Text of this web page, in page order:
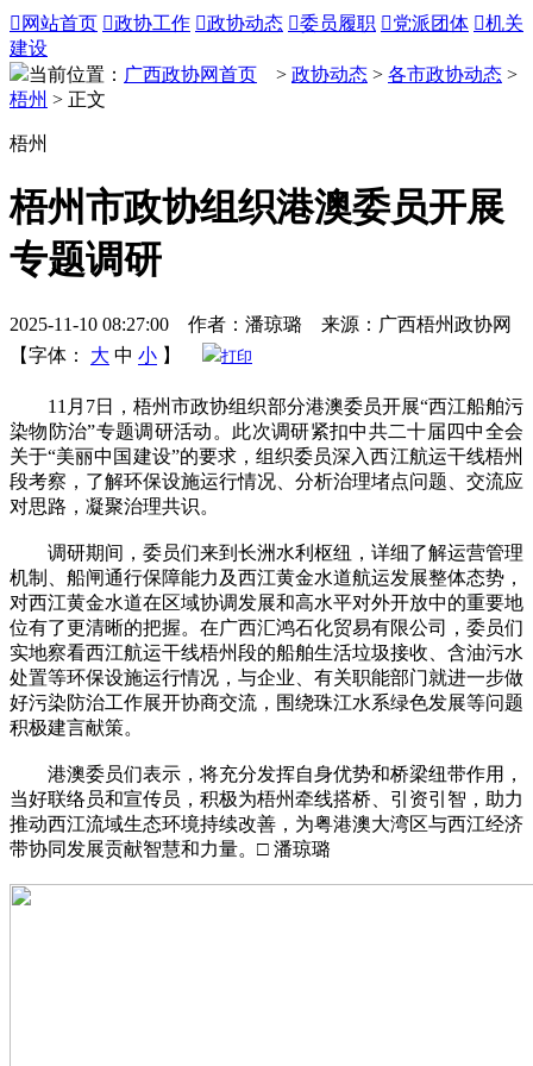
 网站首页 政协工作 政协动态 委员履职 党派团体 机关
建设
当前位置： 广西政协网首页 > 政协动态 > 各市政协动态 >
梧州 > 正文
梧州
梧州市政协组织港澳委员开展
专题调研
2025-11-10 08:27:00 作者：潘琼璐 来源：广西梧州政协网
【字体：
大 中 小 】 打印
11月7日，梧州市政协组织部分港澳委员开展“西江船舶污
染物防治”专题调研活动。此次调研紧扣中共二十届四中全会
关于“美丽中国建设”的要求，组织委员深入西江航运干线梧州
段考察，了解环保设施运行情况、分析治理堵点问题、交流应
对思路，凝聚治理共识。
调研期间，委员们来到长洲水利枢纽，详细了解运营管理
机制、船闸通行保障能力及西江黄金水道航运发展整体态势，
对西江黄金水道在区域协调发展和高水平对外开放中的重要地
位有了更清晰的把握。在广西汇鸿石化贸易有限公司，委员们
实地察看西江航运干线梧州段的船舶生活垃圾接收、含油污水
处置等环保设施运行情况，与企业、有关职能部门就进一步做
好污染防治工作展开协商交流，围绕珠江水系绿色发展等问题
积极建言献策。
港澳委员们表示，将充分发挥自身优势和桥梁纽带作用，
当好联络员和宣传员，积极为梧州牵线搭桥、引资引智，助力
推动西江流域生态环境持续改善，为粤港澳大湾区与西江经济
带协同发展贡献智慧和力量。□ 潘琼璐